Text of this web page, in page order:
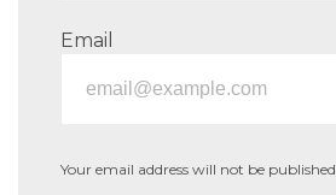
Email
Your email address will not be published.